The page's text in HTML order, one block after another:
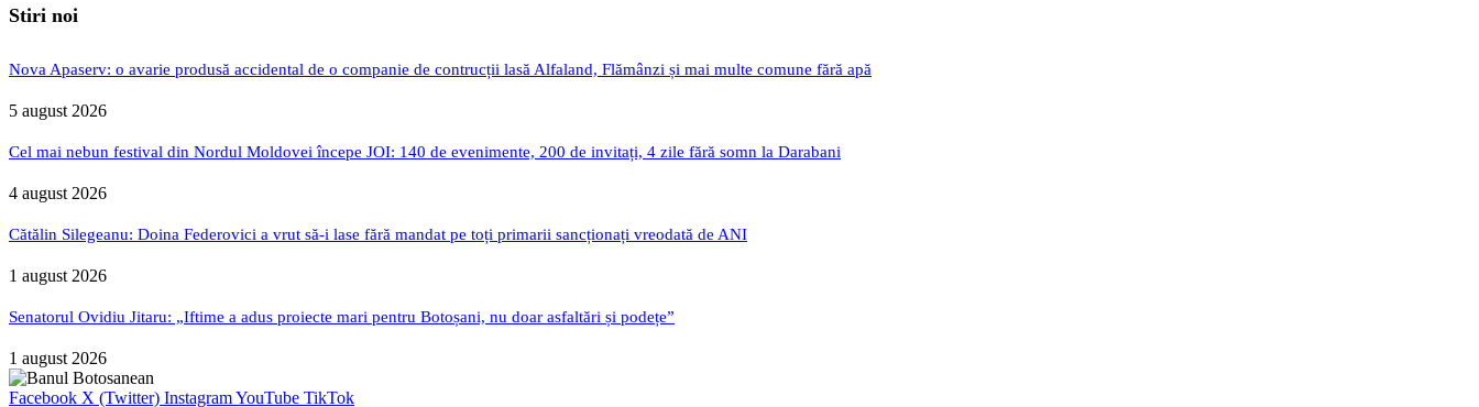
Stiri noi
Nova Apaserv: o avarie produsă accidental de o companie de contrucții lasă Alfaland, Flămânzi și mai multe comune fără apă
5 august 2026
Cel mai nebun festival din Nordul Moldovei începe JOI: 140 de evenimente, 200 de invitați, 4 zile fără somn la Darabani
4 august 2026
Cătălin Silegeanu: Doina Federovici a vrut să-i lase fără mandat pe toți primarii sancționați vreodată de ANI
1 august 2026
Senatorul Ovidiu Jitaru: „Iftime a adus proiecte mari pentru Botoșani, nu doar asfaltări și podețe”
1 august 2026
Facebook X (Twitter) InstagramYouTube TikTok